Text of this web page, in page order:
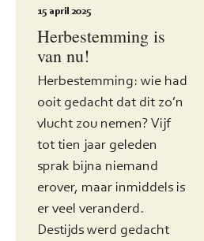
15 april 2025
Herbestemming is
van nu!
Herbestemming: wie had
ooit gedacht dat dit zo’n
vlucht zou nemen? Vijf
tot tien jaar geleden
sprak bijna niemand
erover, maar inmiddels is
er veel veranderd.
Destijds werd gedacht